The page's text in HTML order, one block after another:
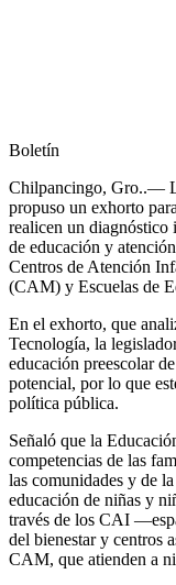
Boletín
Chilpancingo, Gro..—
propuso un exhorto
realicen un diagnóstico
de educación y
Centros de Atención
(CAM) y Escuelas de
En el exhorto, que
Tecnología, la
educación preescolar
potencial, por lo que
política pública.
Señaló que la
competencias de las
las comunidades y de
educación de niñas y
través de los CAI
del bienestar y centros
CAM, que atienden a